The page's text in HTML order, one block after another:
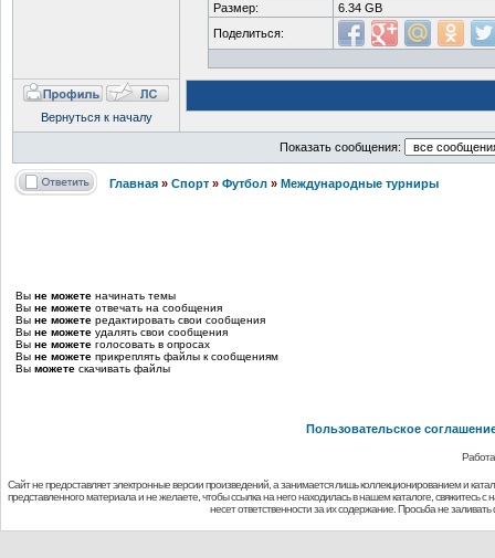
Размер:
6.34 GB
Поделиться:
Вернуться к началу
Показать сообщения:
Главная » Спорт » Футбол » Международные турниры
Вы не можете начинать темы
Вы не можете отвечать на сообщения
Вы не можете редактировать свои сообщения
Вы не можете удалять свои сообщения
Вы не можете голосовать в опросах
Вы не можете прикреплять файлы к сообщениям
Вы можете скачивать файлы
Пользовательское
Сайт не предоставляет электронные версии произведений, а занимается лишь коллекционированием и
представленного материала и не желаете, чтобы ссылка на него находилась в нашем каталоге,
несет ответственности за их содержание. Просьба не